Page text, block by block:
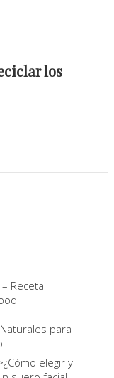
los
Receta
para
elegir y